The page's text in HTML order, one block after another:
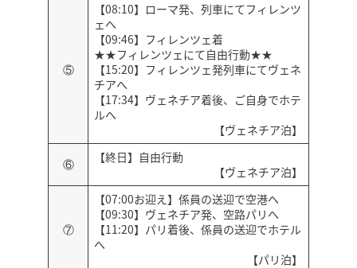
⑤
【08:10】ローマ発、列車にてフィレンツ
ェへ
【09:46】フィレンツェ着
★★フィレンツェにて自由行動★★
【15:20】フィレンツェ発列車にてヴェネ
チアへ
【17:34】ヴェネチア着後、ご自身でホテ
ルへ
【ヴェネチア泊】
⑥
【終日】自由行動
【ヴェネチア泊】
⑦
【07:00お迎え】係員の送迎で空港へ
【09:30】ヴェネチア発、空路パリへ
【11:20】パリ着後、係員の送迎でホテル
へ
【パリ泊】